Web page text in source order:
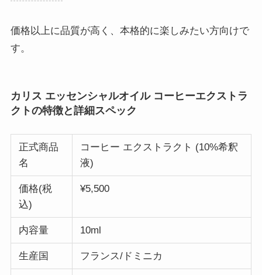
価格以上に品質が高く、本格的に楽しみたい方向けで
す。
カリス エッセンシャルオイル コーヒーエクストラ
クトの特徴と詳細スペック
正式商品
名
コーヒー エクストラクト (10%希釈
液)
価格(税
込)
¥5,500
内容量 10ml
生産国 フランス/ドミニカ